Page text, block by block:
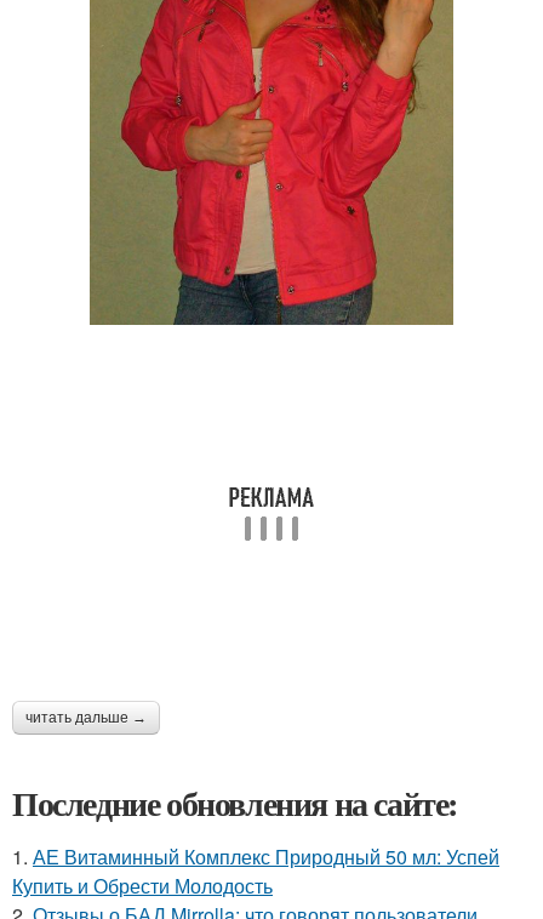
читать дальше →
Последние обновления на сайте:
1. АЕ Витаминный Комплекс Природный 50 мл: Успей
Купить и Обрести Молодость